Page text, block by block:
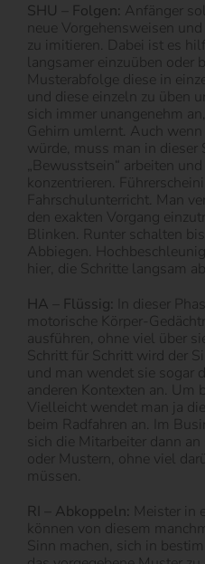
SHU – Folgen: Anfänger
neue Vorgehensweisen
zu imitieren. Dabei ist es
langsamer einzuüben oder
Musterabfolge diese in
und diese einzeln zu üben
sich immer unangenehm
Gehirn umlernt. Auch wenn
würde, muss man in dieser
„Bewusstsein“ arbeiten
konzentrieren.
Fahrschulunterricht. Man
den exakten Vorgang
Blinken. Runter schalten
Abbiegen.
hier, die Schritte langsam
HA – Flüssig:
In dieser
motorische Körper-
ausführen, ohne viel über
Schritt für Schritt wird der
und man wendet sie sogar
anderen Kontexten an. Um
Vielleicht wendet man ja
beim Radfahren an. Im
sich die Mitarbeiter dann an
oder Mustern, ohne viel
müssen.
RI – Abkoppeln: Meister in
können von diesem
Sinn machen, sich in